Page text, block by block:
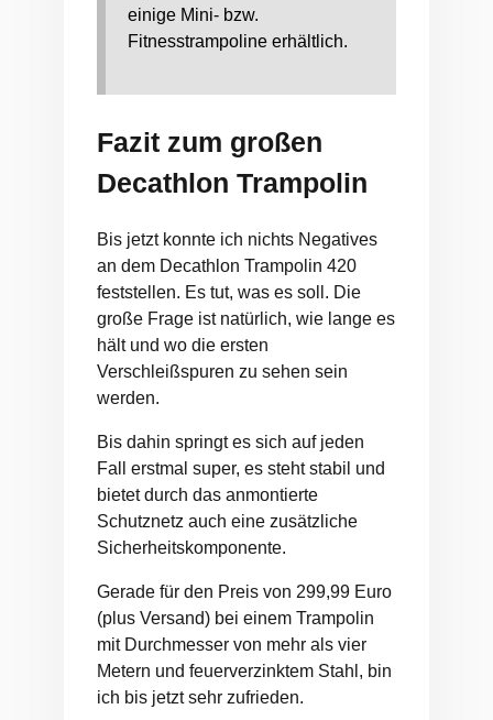
einige Mini- bzw.
Fitnesstrampoline erhältlich.
Fazit zum großen
Decathlon Trampolin
Bis jetzt konnte ich nichts Negatives
an dem Decathlon Trampolin 420
feststellen. Es tut, was es soll. Die
große Frage ist natürlich, wie lange es
hält und wo die ersten
Verschleißspuren zu sehen sein
werden.
Bis dahin springt es sich auf jeden
Fall erstmal super, es steht stabil und
bietet durch das anmontierte
Schutznetz auch eine zusätzliche
Sicherheitskomponente.
Gerade für den Preis von 299,99 Euro
(plus Versand) bei einem Trampolin
mit Durchmesser von mehr als vier
Metern und feuerverzinktem Stahl, bin
ich bis jetzt sehr zufrieden.